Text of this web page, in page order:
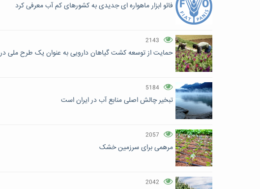
فائو ابزار ماهواره ای جدیدی به کشورهای کم آب معرفی کرد
2143
حمایت از توسعه کشت گیاهان دارویی به عنوان یک طرح ملی
5184
تبخیر چالش‌ اصلی منابع آب در ایران است
2057
مرهمی برای سرزمین خشک
2042